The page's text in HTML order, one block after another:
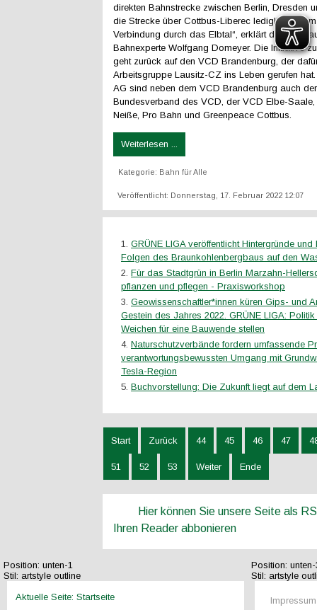
direkten Bahnstrecke zwischen Berlin, Dresden
die Strecke über Cottbus-Liberec lediglich 27
Verbindung durch das Elbtal“, erklärt der
Bahnexperte Wolfgang Domeyer. Die Initiative
geht zurück auf den VCD Brandenburg, der
Arbeitsgruppe Lausitz-CZ ins Leben gerufen
AG sind neben dem VCD Brandenburg auch der
Bundesverband des VCD, der VCD Elbe-
Neiße, Pro Bahn und Greenpeace Cottbus.
Weiterlesen ...
Kategorie: Bahn für Alle
Veröffentlicht: Donnerstag, 17. Februar 2022 12:07
GRÜNE LIGA veröffentlicht Hintergründe
Folgen des Braunkohlenbergbaus auf den
Für das Stadtgrün in Berlin Marzahn-
pflanzen und pflegen - Praxisworkshop
Geowissenschaftler*innen küren Gips- und
Gestein des Jahres 2022. GRÜNE LIGA:
Weichen für eine Bauwende stellen
Naturschutzverbände fordern umfassende
verantwortungsbewussten Umgang mit
Tesla-Region
Buchvorstellung: Die Zukunft liegt auf dem
Start Zurück 44 45 46 47
51 52 53 Weiter Ende
Hier können Sie unsere Seite als
Ihren Reader abbonieren
Position: unten-1
Stil: artstyle outline
Aktuelle Seite: Startseite
Position:
Stil: artstyle
Impressum